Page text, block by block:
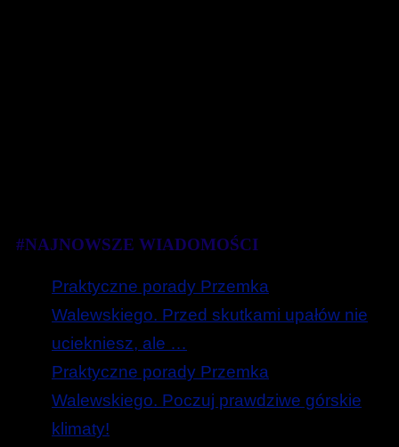
#NAJNOWSZE WIADOMOŚCI
Praktyczne porady Przemka
Walewskiego. Przed skutkami upałów nie
uciekniesz, ale …
Praktyczne porady Przemka
Walewskiego. Poczuj prawdziwe górskie
klimaty!